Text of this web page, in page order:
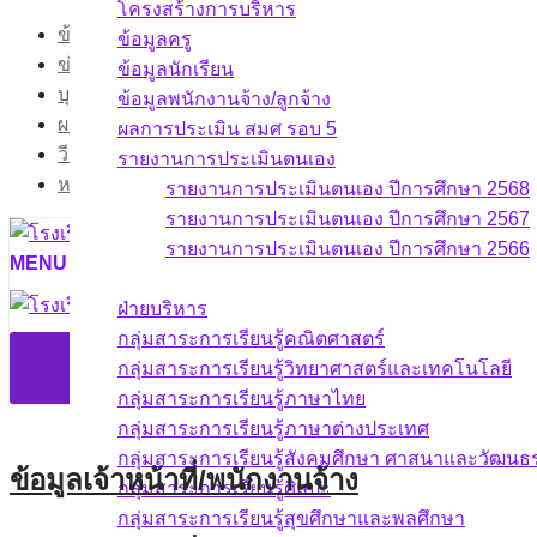
Skip
content
ข้อมูลสารสนเทศ
ข่าวกิจกรรม
บุคลากร
ผลงาน
วีดิทัศน์กิจกรรม
หน้าแรก
MENU
โครงสร้างการบริหาร
ข้อมูลครู
ข้อมูลนักเรียน
ข้อมูลพนักงานจ้าง/ลูกจ้าง
ผลการประเมิน สมศ รอบ 5
รายงานการประเมินตนเอง
รายงานการประเมินตนเอง ปีการศึกษา 2568
รายงานการประเมินตนเอง ปีการศึกษา 2567
รายงานการประเมินตนเอง ปีการศึกษา 2566
ฝ่ายบริหาร
กลุ่มสาระการเรียนรู้คณิตศาสตร์
กลุ่มสาระการเรียนรู้วิทยาศาสตร์และเทคโนโลยี
กลุ่มสาระการเรียนรู้ภาษาไทย
กลุ่มสาระการเรียนรู้ภาษาต่างประเทศ
กลุ่มสาระการเรียนรู้สังคมศึกษา ศาสนาและวัฒนธ
กลุ่มสาระการเรียนรู้ศิลปะ
กลุ่มสาระการเรียนรู้สุขศึกษาและพลศึกษา
ข้อมูลเจ้าหน้าที่/พนักงานจ้าง